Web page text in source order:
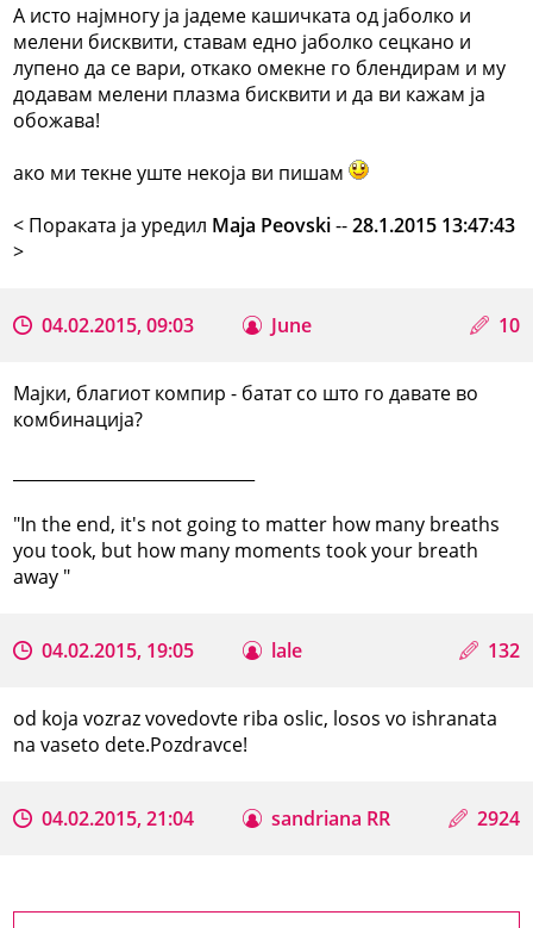
А исто најмногу ја јадеме кашичката од јаболко и
мелени бисквити, ставам едно јаболко сецкано и
лупено да се вари, откако омекне го блендирам и му
додавам мелени плазма бисквити и да ви кажам ја
обожава!
ако ми текне уште некоја ви пишам
< Поракaта ја уредил Maja Peovski--28.1.2015 13:47:43
>
04.02.2015, 09:03 June 10
Мајки, благиот компир - батат со што го давате во
комбинација?
"In the end, it's not going to matter how many breaths
you took, but how many moments took your breath
away "
04.02.2015, 19:05 lale 132
od koja vozraz vovedovte riba oslic, losos vo ishranata
na vaseto dete.Pozdravce!
04.02.2015, 21:04 sandriana RR 2924